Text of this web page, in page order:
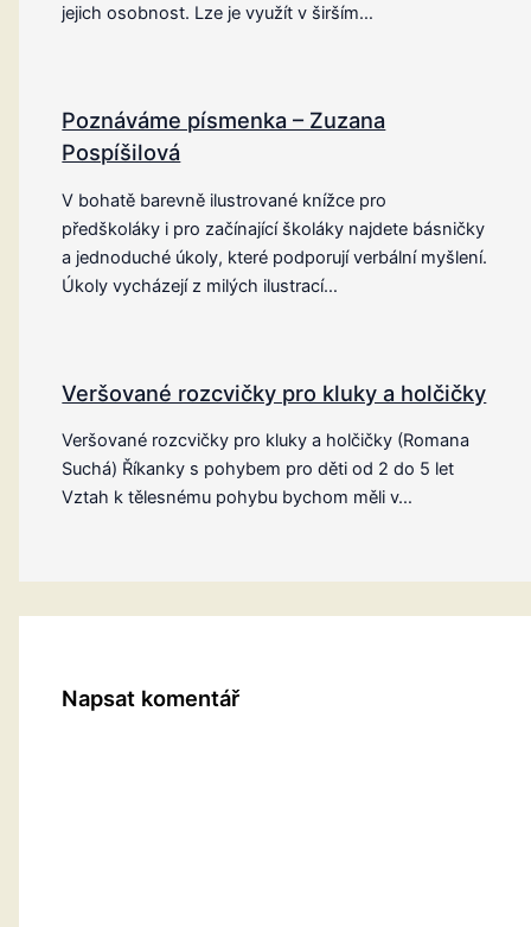
jejich osobnost. Lze je využít v širším…
Poznáváme písmenka – Zuzana
Pospíšilová
V bohatě barevně ilustrované knížce pro
předškoláky i pro začínající školáky najdete básničky
a jednoduché úkoly, které podporují verbální myšlení.
Úkoly vycházejí z milých ilustrací…
Veršované rozcvičky pro kluky a holčičky
Veršované rozcvičky pro kluky a holčičky (Romana
Suchá) Říkanky s pohybem pro děti od 2 do 5 let
Vztah k tělesnému pohybu bychom měli v…
Napsat komentář